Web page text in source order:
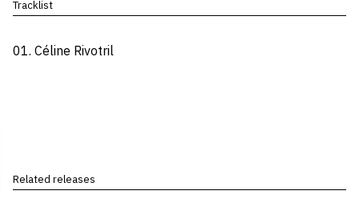
Tracklist
01. Céline Rivotril
Related releases